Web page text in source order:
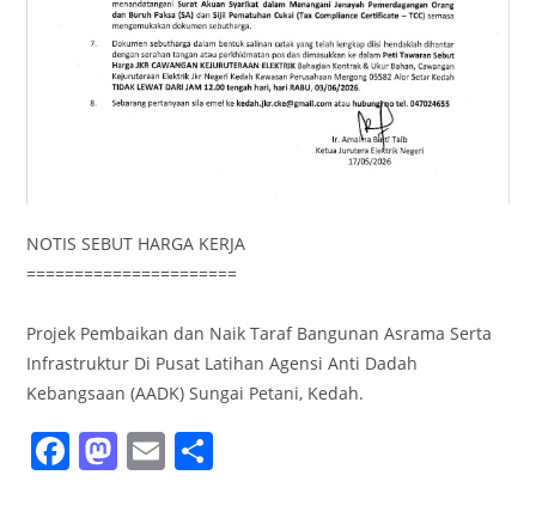
NOTIS SEBUT HARGA KERJA
======================
Projek Pembaikan dan Naik Taraf Bangunan Asrama Serta
Infrastruktur Di Pusat Latihan Agensi Anti Dadah
Kebangsaan (AADK) Sungai Petani, Kedah.
F M E